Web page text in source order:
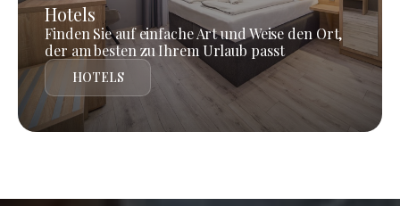
Hotels
Finden Sie auf einfache Art und Weise den Ort,
der am besten zu Ihrem Urlaub passt
HOTELS